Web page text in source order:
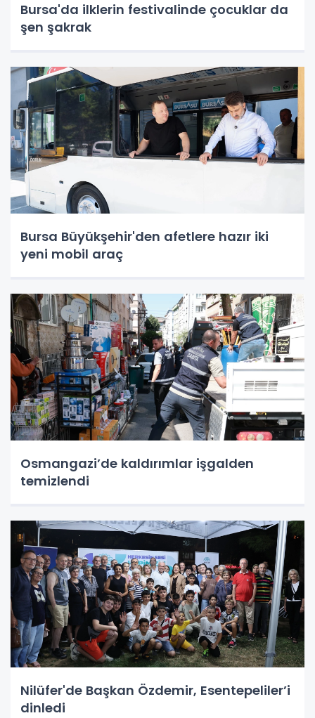
Bursa'da ilklerin festivalinde çocuklar da
şen şakrak
Bursa Büyükşehir'den afetlere hazır iki
yeni mobil araç
Osmangazi’de kaldırımlar işgalden
temizlendi
Nilüfer'de Başkan Özdemir, Esentepeliler’i
dinledi